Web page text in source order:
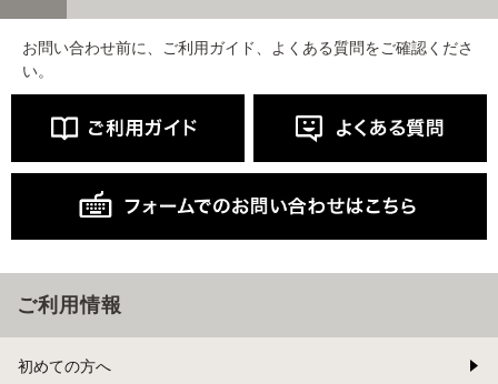
お問い合わせ前に、ご利用ガイド、よくある質問をご確認くださ
い。
ご利用情報
初めての方へ